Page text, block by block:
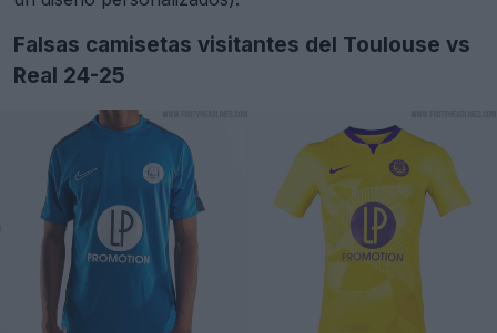
Falsas camisetas visitantes del Toulouse vs
Real 24-25